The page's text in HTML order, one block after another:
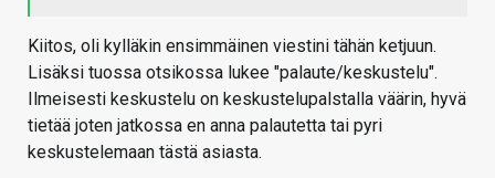
Kiitos, oli kylläkin ensimmäinen viestini tähän ketjuun.
Lisäksi tuossa otsikossa lukee "palaute/keskustelu".
Ilmeisesti keskustelu on keskustelupalstalla väärin, hyvä
tietää joten jatkossa en anna palautetta tai pyri
keskustelemaan tästä asiasta.